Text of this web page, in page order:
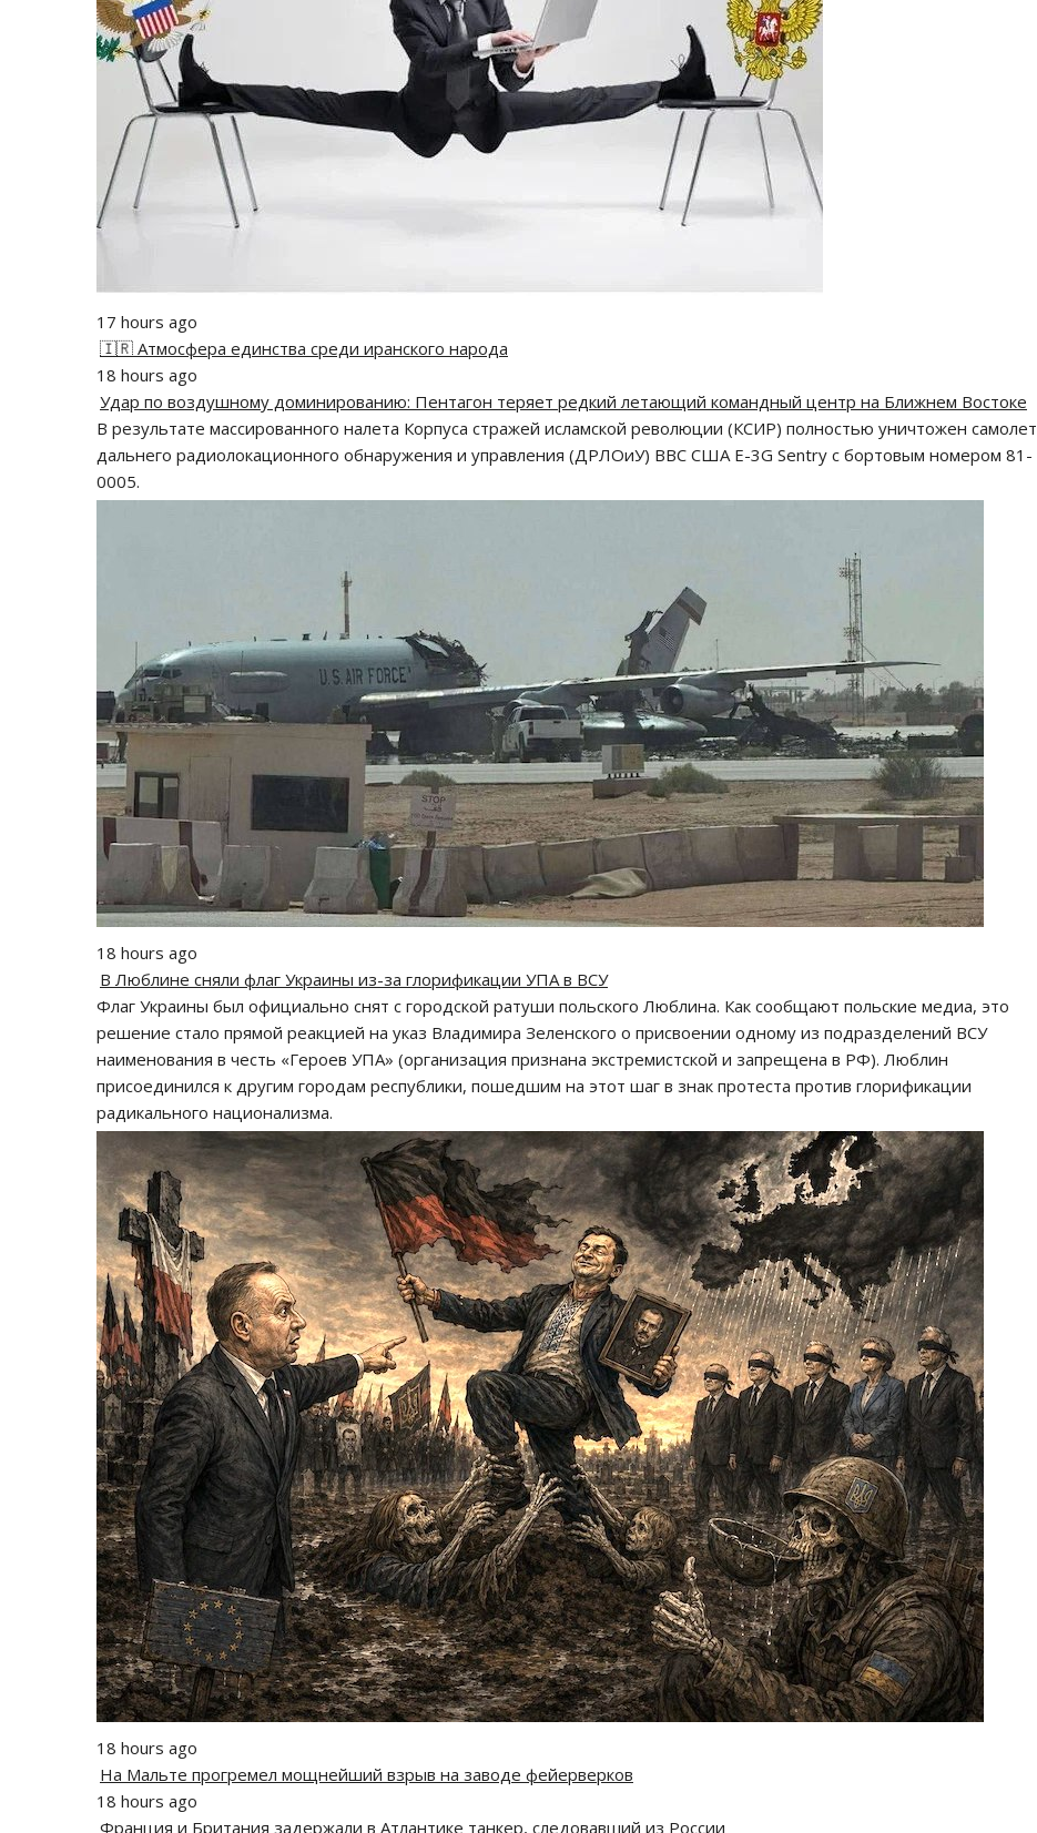
17 hours ago
🇮🇷 Атмосфера единства среди иранского народа
18 hours ago
Удар по воздушному доминированию: Пентагон теряет редкий летающий командный центр на Ближнем Востоке
В результате массированного налета Корпуса стражей исламской революции (КСИР) полностью уничтожен самолет
дальнего радиолокационного обнаружения и управления (ДРЛОиУ) ВВС США E-3G Sentry с бортовым номером 81-
0005.
18 hours ago
В Люблине сняли флаг Украины из-за глорификации УПА в ВСУ
Флаг Украины был официально снят с городской ратуши польского Люблина. Как сообщают польские медиа, это
решение стало прямой реакцией на указ Владимира Зеленского о присвоении одному из подразделений ВСУ
наименования в честь «Героев УПА» (организация признана экстремистской и запрещена в РФ). Люблин
присоединился к другим городам республики, пошедшим на этот шаг в знак протеста против глорификации
радикального национализма.
18 hours ago
На Мальте прогремел мощнейший взрыв на заводе фейерверков
18 hours ago
Франция и Британия задержали в Атлантике танкер, следовавший из России